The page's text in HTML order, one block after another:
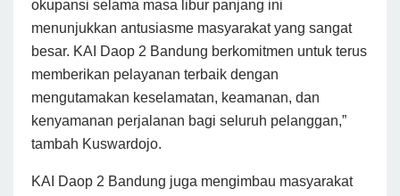
okupansi selama masa libur panjang ini
menunjukkan antusiasme masyarakat yang sangat
besar. KAI Daop 2 Bandung berkomitmen untuk terus
memberikan pelayanan terbaik dengan
mengutamakan keselamatan, keamanan, dan
kenyamanan perjalanan bagi seluruh pelanggan,”
tambah Kuswardojo.
KAI Daop 2 Bandung juga mengimbau masyarakat